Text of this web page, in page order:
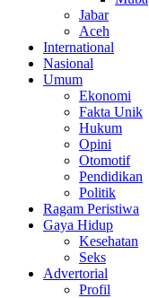
Jabar
Aceh
International
Nasional
Umum
Ekonomi
Fakta Unik
Hukum
Opini
Otomotif
Pendidikan
Politik
Ragam Peristiwa
Gaya Hidup
Kesehatan
Seks
Advertorial
Profil